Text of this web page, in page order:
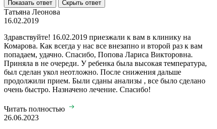
Показать ответ Скрыть ответ
Татьяна Леонова
16.02.2019
Здравствуйте! 16.02.2019 приезжали к вам в клинику на
Комарова. Как всегда у нас все внезапно и второй раз к вам
попадаем, удачно. Спасибо, Попова Лариса Викторовна.
Приняла в не очереди. У ребенка была высокая температура,
был сделан укол неотложно. После снижения дальше
продолжили прием. Были сданы анализы , все было сделано
очень быстро. Назначено лечение. Спасибо!
Читать полностью
26.06.2023